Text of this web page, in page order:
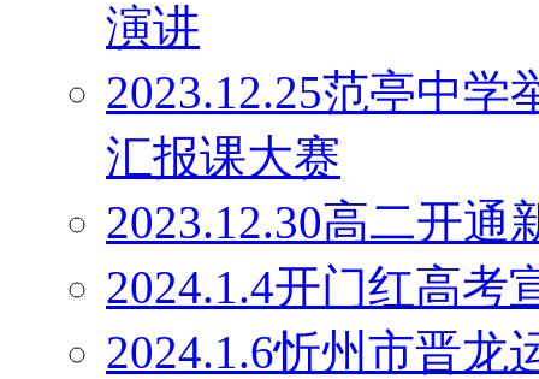
演讲
2023.12.25范亭中学
汇报课大赛
2023.12.30高二开通
2024.1.4开门红高考
2024.1.6忻州市晋龙